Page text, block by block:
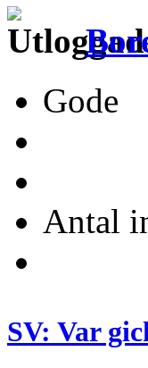
Gode
Antal
SV: Var